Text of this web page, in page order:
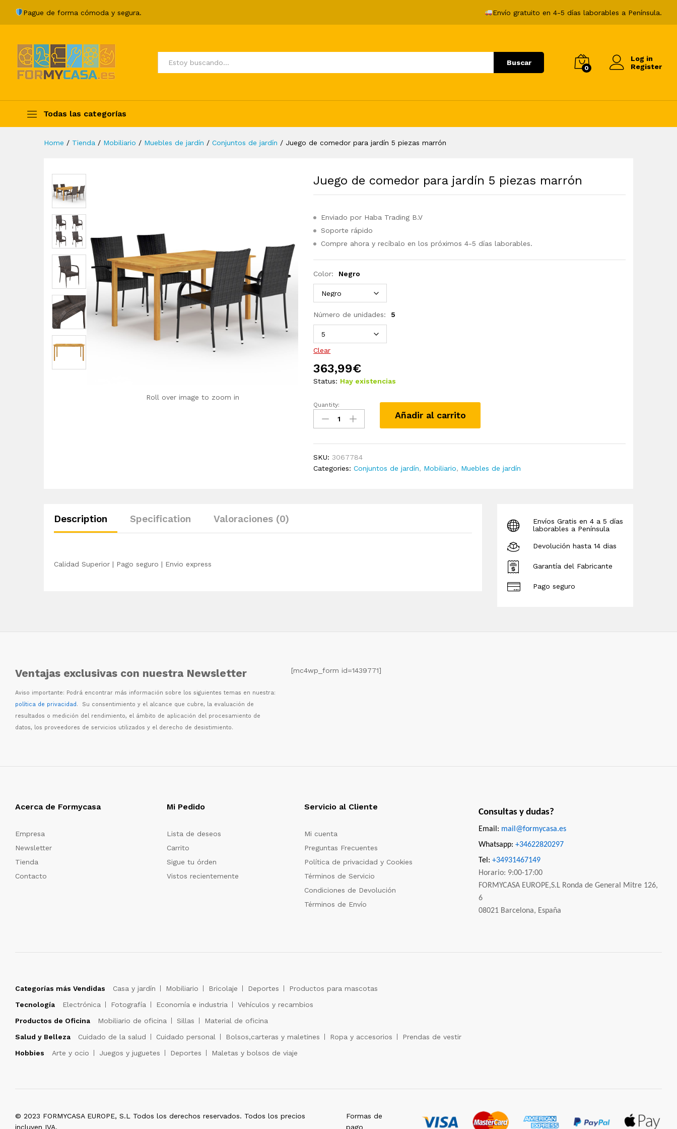
Pague de forma cómoda y segura. Envío gratuito en 4-5 días laborables a Península.
Todos Buscar
0
Log in
Register
Todas las categorías
y animales
Home / Tienda / Mobiliario / Muebles de jardín / Conjuntos de jardín / Juego de comedor para jardín 5 piezas marrón
Roll over image to zoom in
Juego de comedor para jardín 5 piezas marrón
Enviado por Haba Trading B.V
Soporte rápido
Compre ahora y recíbalo en los próximos 4-5 días laborables.
Color: Negro
Número de unidades: 5
Clear
363,99€
Status: Hay existencias
Juego
comedor
5
piezas
Quantity:
Añadir al carrito
SKU:3067784
Categories:Conjuntos de jardín, Mobiliario, Muebles de jardín
Description Specification Valoraciones (0)
Calidad Superior | Pago seguro | Envio express
Envíos Gratis en 4 a 5 días
laborables a Península
Devolución hasta 14 dias
Garantía del Fabricante
Pago seguro
Ventajas exclusivas con nuestra Newsletter
Aviso importante: Podrá encontrar más información sobre los siguientes temas en nuestra:
política de privacidad. Su consentimiento y el alcance que cubre, la evaluación de
resultados o medición del rendimiento, el ámbito de aplicación del procesamiento de
datos, los proveedores de servicios utilizados y el derecho de desistimiento.
[mc4wp_form id=1439771]
Acerca de Formycasa
Empresa
Newsletter
Tienda
Contacto
Mi Pedido
Lista de deseos
Carrito
Sigue tu órden
Vistos recientemente
Servicio al Cliente
Mi cuenta
Preguntas Frecuentes
Política de privacidad y Cookies
Términos de Servicio
Condiciones de Devolución
Términos de Envío
Consultas y dudas?
Email: mail@formycasa.es
Whatsapp: +34622820297
Tel: +34931467149
Horario: 9:00-17:00
FORMYCASA EUROPE,S.L Ronda de General Mitre 126,
6
08021 Barcelona, España
Categorías más Vendidas Casa y jardín Mobiliario Bricolaje Deportes
Productos para mascotas
Tecnología
Electrónica Fotografía Economía e industria
Vehículos y recambios
Productos de Oficina
Mobiliario de oficina Sillas
Material de oficina
Salud y Belleza
Cuidado de la salud Cuidado personal Bolsos,carteras y maletines Ropa y accesorios
Prendas de vestir
Hobbies
Arte y ocio Juegos y juguetes Deportes Maletas y bolsos de viaje
© 2023 FORMYCASA EUROPE, S.L Todos los derechos reservados. Todos los precios
incluyen IVA.
Formas de
pago
Description Specification
363,99€ Añadir al carrito